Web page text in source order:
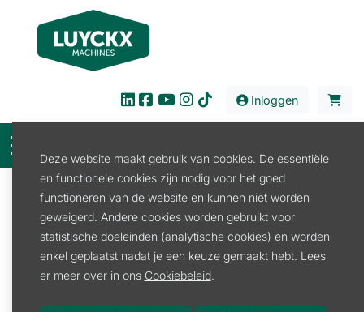
Inloggen
Filter
Verhuur
Kabelhaspel
Kabelhaspel
Promoties
Deze website maakt gebruik van cookies. De essentiële
en functionele cookies zijn nodig voor het goed
functioneren van de website en kunnen niet worden
geweigerd. Andere cookies worden gebruikt voor
statistische doeleinden (analytische cookies) en worden
enkel geplaatst nadat je een keuze gemaakt hebt. Lees
er meer over in ons Cookiebeleid.